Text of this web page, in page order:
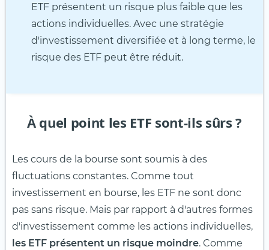
ETF présentent un risque plus faible que les
actions individuelles. Avec une stratégie
d'investissement diversifiée et à long terme, le
risque des ETF peut être réduit.
À quel point les ETF sont-ils sûrs ?
Les cours de la bourse sont soumis à des
fluctuations constantes. Comme tout
investissement en bourse, les ETF ne sont donc
pas sans risque. Mais par rapport à d'autres formes
d'investissement comme les actions individuelles,
les ETF présentent un risque moindre. Comme